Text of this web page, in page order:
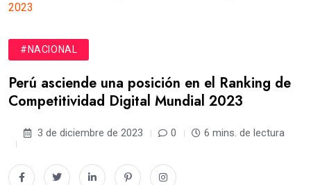
2023
#NACIONAL
Perú asciende una posición en el Ranking de
Competitividad Digital Mundial 2023
3 de diciembre de 2023 0 6 mins. de lectura